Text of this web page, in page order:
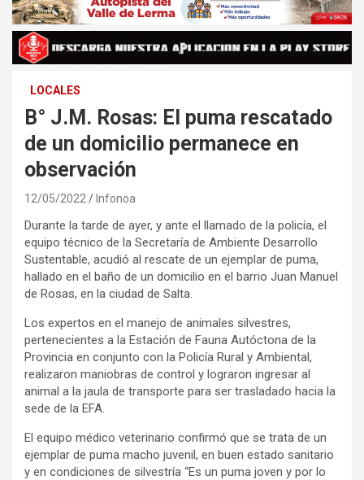
LOCALES
B° J.M. Rosas: El puma rescatado
de un domicilio permanece en
observación
12/05/2022 Infonoa
Durante la tarde de ayer, y ante el llamado de la policía, el
equipo técnico de la Secretaría de Ambiente Desarrollo
Sustentable, acudió al rescate de un ejemplar de puma,
hallado en el baño de un domicilio en el barrio Juan Manuel
de Rosas, en la ciudad de Salta.
Los expertos en el manejo de animales silvestres,
pertenecientes a la Estación de Fauna Autóctona de la
Provincia en conjunto con la Policía Rural y Ambiental,
realizaron maniobras de control y lograron ingresar al
animal a la jaula de transporte para ser trasladado hacia la
sede de la EFA.
El equipo médico veterinario confirmó que se trata de un
ejemplar de puma macho juvenil, en buen estado sanitario
y en condiciones de silvestría “Es un puma joven y por lo